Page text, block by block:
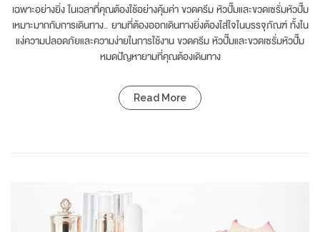
เฉพาะอย่างยิ่ง ในเวลาที่คุณต้องใช้อย่างคุ้มค่า ขวดครีม หัวปั๊มและขวดเซรั่มหัวปั๊ม
เหมาะมากกับการเดินทาง… ยามที่ต้องออกเดินทางยิ่งต้องใส่ใจในบรรจุภัณฑ์ ทั้งใน
แง่ความปลอดภัยและความง่ายในการใช้งาน ขวดครีม หัวปั๊มและขวดเซรั่มหัวปั๊ม
หมดปัญหายามที่คุณต้องเดินทาง
Read More